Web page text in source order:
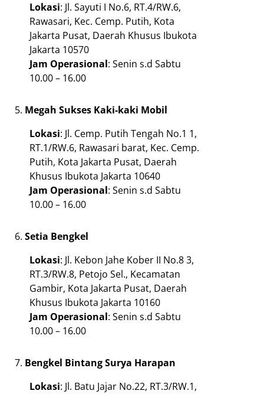
Lokasi: Jl. Sayuti I No.6, RT.4/RW.6,
Rawasari, Kec. Cemp. Putih, Kota
Jakarta Pusat, Daerah Khusus Ibukota
Jakarta 10570
Jam Operasional: Senin s.d Sabtu
10.00 – 16.00
Megah Sukses Kaki-kaki Mobil
Lokasi: Jl. Cemp. Putih Tengah No.1 1,
RT.1/RW.6, Rawasari barat, Kec. Cemp.
Putih, Kota Jakarta Pusat, Daerah
Khusus Ibukota Jakarta 10640
Jam Operasional: Senin s.d Sabtu
10.00 – 16.00
Setia Bengkel
Lokasi: Jl. Kebon Jahe Kober II No.8 3,
RT.3/RW.8, Petojo Sel., Kecamatan
Gambir, Kota Jakarta Pusat, Daerah
Khusus Ibukota Jakarta 10160
Jam Operasional: Senin s.d Sabtu
10.00 – 16.00
Bengkel Bintang Surya Harapan
Lokasi: Jl. Batu Jajar No.22, RT.3/RW.1,